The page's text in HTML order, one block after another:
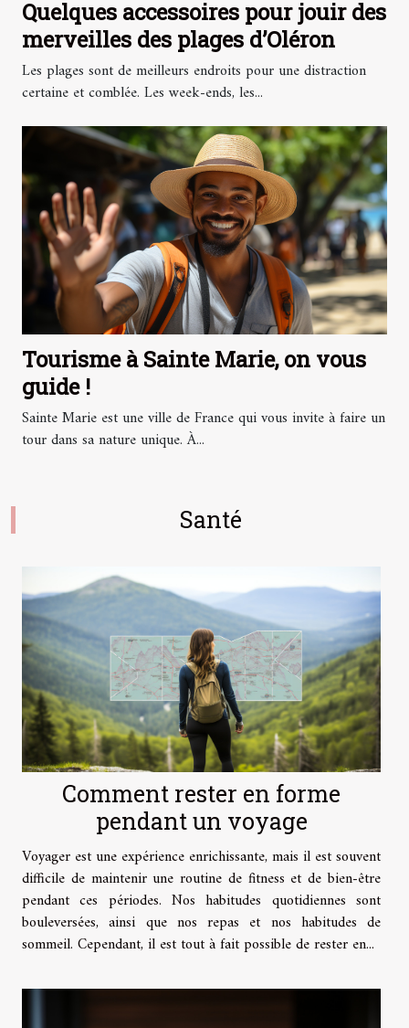
Quelques accessoires pour jouir des
merveilles des plages d’Oléron
Les plages sont de meilleurs endroits pour une distraction
certaine et comblée. Les week-ends, les...
Tourisme à Sainte Marie, on vous
guide !
Sainte Marie est une ville de France qui vous invite à faire un
tour dans sa nature unique. À...
Santé
Comment rester en forme
pendant un voyage
Voyager est une expérience enrichissante, mais il est souvent
difficile de maintenir une routine de fitness et de bien-être
pendant ces périodes. Nos habitudes quotidiennes sont
bouleversées, ainsi que nos repas et nos habitudes de
sommeil. Cependant, il est tout à fait possible de rester en...